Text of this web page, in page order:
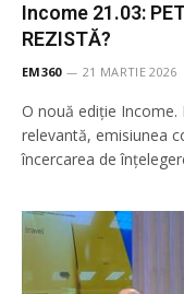
Income 21.03:
REZISTĂ?
EM360 21 MARTIE 2026
O nouă ediție
relevantă, emisiunea
încercarea de